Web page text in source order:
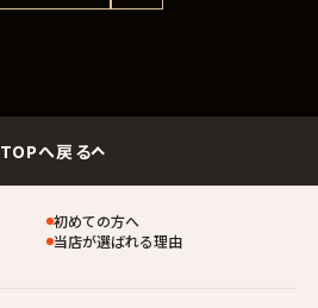
TOPへ戻る
初めての方へ
当店が選ばれる理由